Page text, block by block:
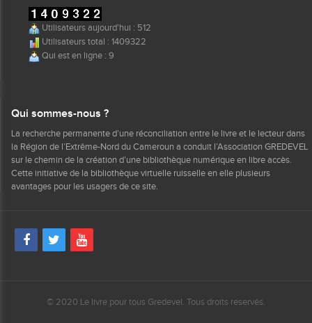
Utilisateurs aujourd'hui : 512
Utilisateurs total : 1409322
Qui est en ligne : 9
Qui sommes-nous ?
La recherche permanente d’une réconciliation entre le livre et le lecteur dans
la Région de l’Extrême-Nord du Cameroun a conduit l’Association GREDEVEL
sur le chemin de la création d’une bibliothèque numérique en libre accès.
Cette initiative de la bibliothèque virtuelle ruisselle en elle plusieurs
avantages pour les usagers de ce site.
© 2020 Le livre pour tous Gredevel. Tous droits reservés.